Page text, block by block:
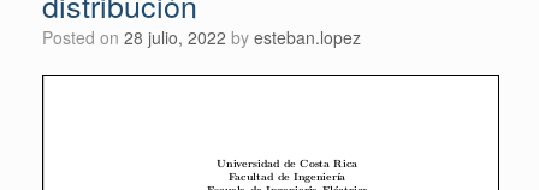
Posted on 28 julio, 2022 by esteban.lopez